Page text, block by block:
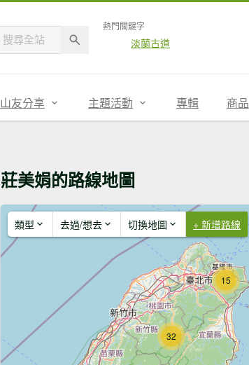
熱門關鍵字
淡蘭古道
山友分享 主題活動 專輯 商品
莊美娟的路線地圖
類型 去過/想去 切換地圖 + 新增路線
32
15